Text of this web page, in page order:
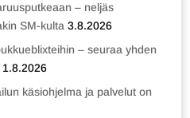
– neljäs
SM-kulta 3.8.2026
– seuraa yhden
1.8.2026
käsiohjelma ja palvelut on